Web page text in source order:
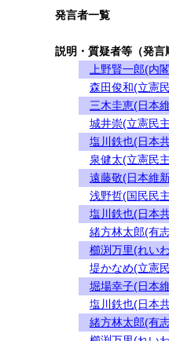
発言者一覧
説明・質疑者等（発言
上野賢一郎(内
森田俊和(立憲
三木圭恵(日本
城井崇(立憲民
塩川鉄也(日本
泉健太(立憲民
遠藤敬(日本維
浅野哲(国民民
塩川鉄也(日本
緒方林太郎(有
櫛渕万里(れい
堤かなめ(立憲
堀場幸子(日本
塩川鉄也(日本
緒方林太郎(有